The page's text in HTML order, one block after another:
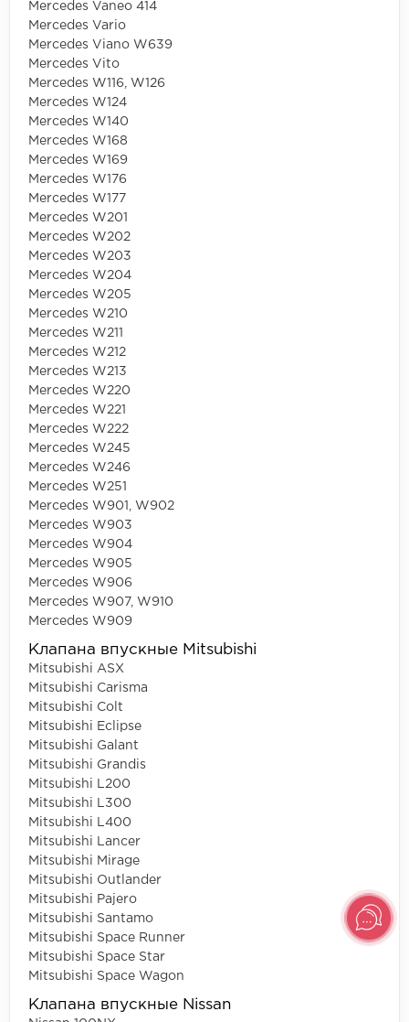
Mercedes Vaneo 414
Mercedes Vario
Mercedes Viano W639
Mercedes Vito
Mercedes W116, W126
Mercedes W124
Mercedes W140
Mercedes W168
Mercedes W169
Mercedes W176
Mercedes W177
Mercedes W201
Mercedes W202
Mercedes W203
Mercedes W204
Mercedes W205
Mercedes W210
Mercedes W211
Mercedes W212
Mercedes W213
Mercedes W220
Mercedes W221
Mercedes W222
Mercedes W245
Mercedes W246
Mercedes W251
Mercedes W901, W902
Mercedes W903
Mercedes W904
Mercedes W905
Mercedes W906
Mercedes W907, W910
Mercedes W909
Клапана впускные Mitsubishi
Mitsubishi ASX
Mitsubishi Carisma
Mitsubishi Colt
Mitsubishi Eclipse
Mitsubishi Galant
Mitsubishi Grandis
Mitsubishi L200
Mitsubishi L300
Mitsubishi L400
Mitsubishi Lancer
Mitsubishi Mirage
Mitsubishi Outlander
Mitsubishi Pajero
Mitsubishi Santamo
Mitsubishi Space Runner
Mitsubishi Space Star
Mitsubishi Space Wagon
Клапана впускные Nissan